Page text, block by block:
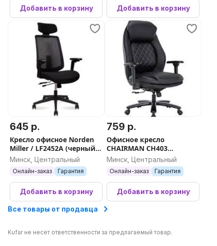
Добавить в корзину Добавить в корзину
645 р.
Кресло офисное Norden
Miller / LF2452A (черный,
пластик/черный, ткань/
черный, сетка)
Минск, Центральный
Онлайн-заказ Гарантия
Добавить в корзину
759 р.
Офисное кресло
CHAIRMAN CH403
(экокожа черный)
Минск, Центральный
Онлайн-заказ Гарантия
Добавить в корзину
Все товары от продавца
Kufar не несет ответственности за предлагаемый товар.